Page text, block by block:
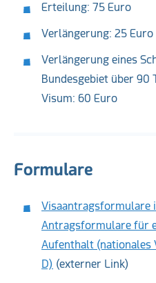
Erteilung: 75 Euro
Verlängerung: 25 Euro
Verlängerung eines
Bundesgebiet über 90
Visum: 60 Euro
Formulare
Visaantragsformulare
Antragsformulare für
Aufenthalt (nationales
D) (externer Link)